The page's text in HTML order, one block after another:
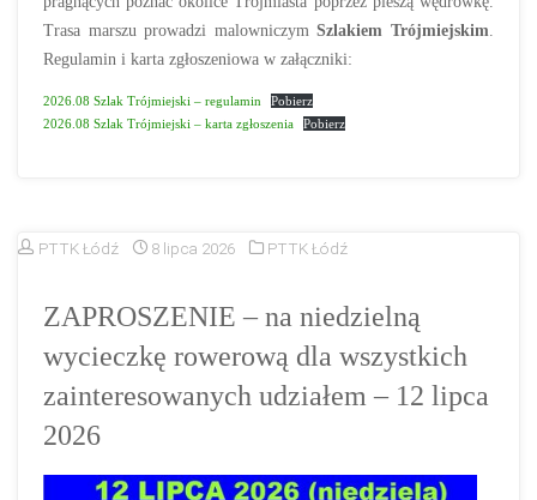
Trasa marszu prowadzi malowniczymSzlakiem Trójmiejskim
Regulamin i karta zgłoszeniowa w załączniki:
2026.08 Szlak Trójmiejski – regulamin
Pobierz
2026.08 Szlak Trójmiejski – karta zgłoszenia
Pobierz
PTTK Łódź 8 lipca 2026 PTTK Łódź
ZAPROSZENIE – na niedzielną
wycieczkę rowerową dla wszystkich
zainteresowanych udziałem – 12 lipca
2026